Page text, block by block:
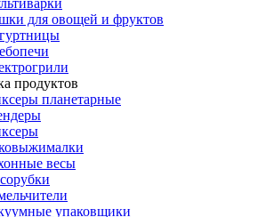
для овощей и фруктов
продуктов
планетарные
весы
упаковщики